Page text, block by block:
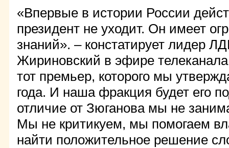
«Впервые в истории России
президент не уходит. Он имеет
знаний». – констатирует лидер
Жириновский в эфире
тот премьер, которого мы
года. И наша фракция будет его
отличие от Зюганова мы не
Мы не критикуем, мы помогаем
найти положительное решение